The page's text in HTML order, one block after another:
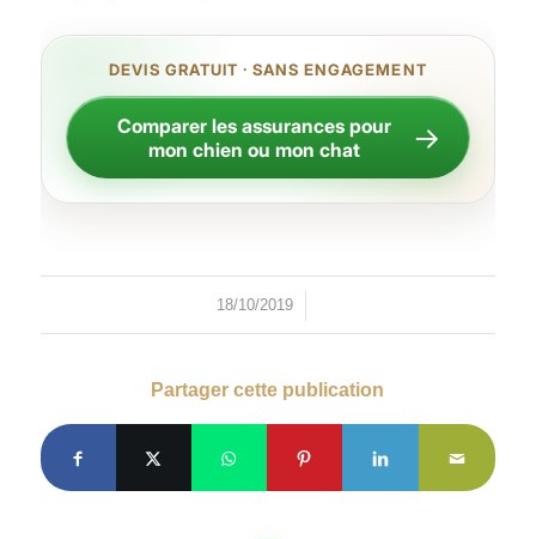
DEVIS GRATUIT · SANS ENGAGEMENT
Comparer les assurances pour
mon chien ou mon chat
→
18/10/2019
/
Partager cette publication